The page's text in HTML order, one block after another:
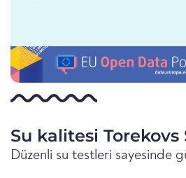
Su kalitesi Torekovs
Düzenli su testleri sayesinde